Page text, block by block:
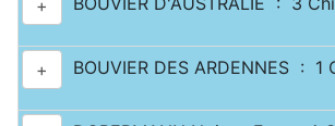
+
+ BOUVIER DES ARDENNES : 1